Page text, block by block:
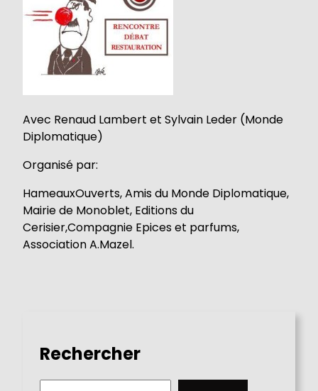
Avec Renaud Lambert et Sylvain Leder (Monde
Diplomatique)
Organisé par:
HameauxOuverts, Amis du Monde Diplomatique,
Mairie de Monoblet, Editions du
Cerisier,Compagnie Epices et parfums,
Association A.Mazel.
Rechercher